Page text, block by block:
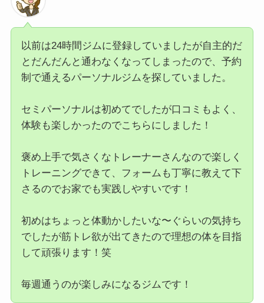
以前は24時間ジムに登録していましたが自主的だ
とだんだんと通わなくなってしまったので、予約
制で通えるパーソナルジムを探していました。
セミパーソナルは初めてでしたが口コミもよく、
体験も楽しかったのでこちらにしました！
褒め上手で気さくなトレーナーさんなので楽しく
トレーニングできて、フォームも丁寧に教えて下
さるのでお家でも実践しやすいです！
初めはちょっと体動かしたいな〜ぐらいの気持ち
でしたが筋トレ欲が出てきたので理想の体を目指
して頑張ります！笑
毎週通うのが楽しみになるジムです！